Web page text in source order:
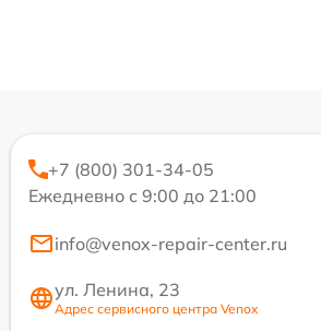
+7 (800) 301-34-05
Ежедневно с 9:00 до 21:00
info@venox-repair-center.ru
ул. Ленина, 23
Адрес сервисного центра Venox